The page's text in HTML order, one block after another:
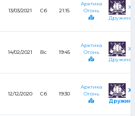
13/03/2021 Сб 21:15
Арктика
Огонь
ХК
Дружина
14/02/2021 Вс 19:45
Арктика
Огонь
ХК
Дружина
12/12/2020 Сб 19:30
Арктика
Огонь
ХК
Дружина